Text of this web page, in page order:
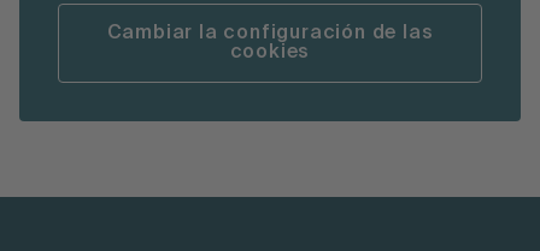
Cambiar la configuración de las
cookies